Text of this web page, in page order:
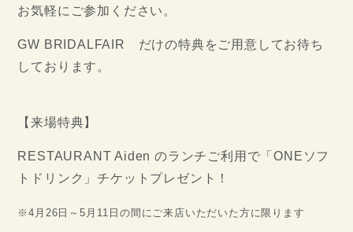
お気軽にご参加ください。
GW BRIDALFAIR だけの特典をご用意してお待ち
しております。
【来場特典】
RESTAURANT Aiden のランチご利用で「ONEソフ
トドリンク」チケットプレゼント！
※4月26日～5月11日の間にご来店いただいた方に限ります